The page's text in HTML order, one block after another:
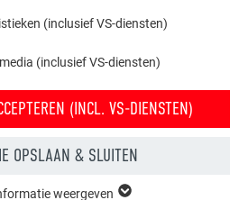
stalen constructie een
suggereren. “De buitenste laag
ondergrond”, vertelt
van het project. Om de schaal van
te kunnen bedekken, moesten hij
zijn kromming is elk stukje
het lastig, maar ook heel
(inclusief VS-diensten)
(inclusief VS-diensten)
(INCL. VS-DIENSTEN)
OPSLAAN & SLUITEN
weergeven